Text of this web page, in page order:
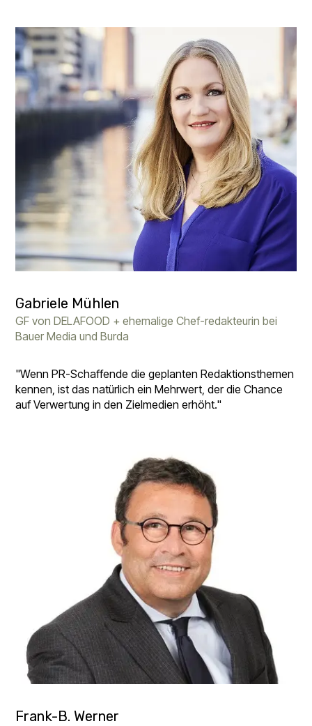
Gabriele Mühlen
GF von DELAFOOD + ehemalige Chef-redakteurin bei
Bauer Media und Burda
"Wenn PR-Schaffende die geplanten Redaktionsthemen
kennen, ist das natürlich ein Mehrwert, der die Chance
auf Verwertung in den Zielmedien erhöht."
Frank-B. Werner